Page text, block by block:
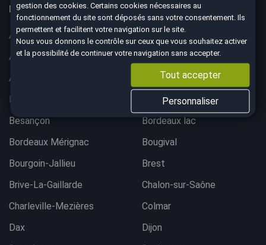
Nos 67 agences à votre service dans toute la France
Aix-en-Provence
Ajaccio
Albertville
Anglet
Angoulême
Aurillac
Bergerac
Besançon
Bordeaux lac
Bordeaux Mérignac
Bougival
Bourgoin-Jallieu
Brest
Brive-La-Gaillarde
Chalon-sur-Saône
Charleville-Mezières
Colmar
Dax
Dijon
gestion des cookies . Certains cookies nécessaires au
fonctionnement du site sont déposés sans votre consentement. Ils
permettent et facilitent votre navigation sur le site.
Nous vous donnons le contrôle sur ceux que vous souhaitez activer
et la possibilité de continuer votre navigation sans accepter.
Tout accepter
Personnaliser